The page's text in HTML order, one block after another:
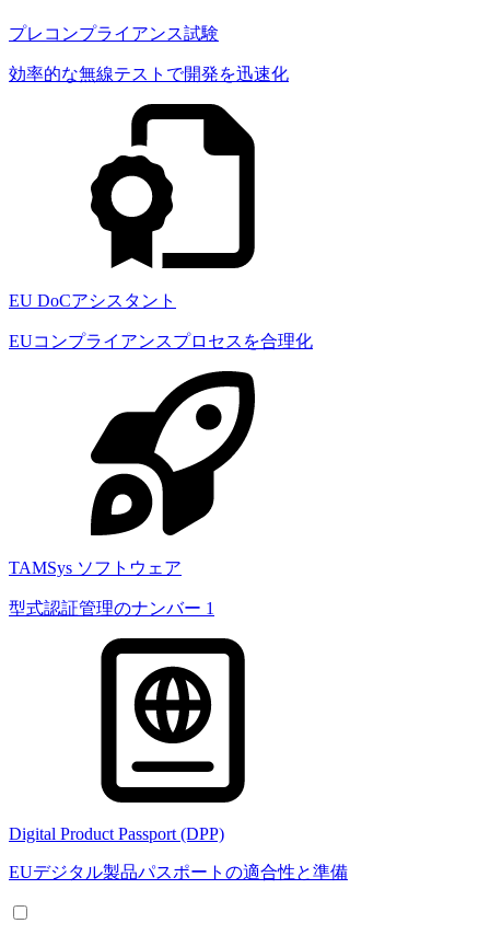
プレコンプライアンス試験
効率的な無線テストで開発を迅速化
EU DoCアシスタント
EUコンプライアンスプロセスを合理化
TAMSys ソフトウェア
型式認証管理のナンバー 1
Digital Product Passport (DPP)
EUデジタル製品パスポートの適合性と準備